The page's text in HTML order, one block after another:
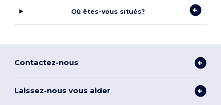
Où êtes-vous situés?
Contactez-nous
Laissez-nous vous aider